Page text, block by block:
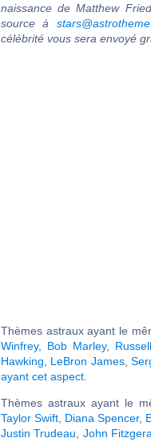
naissance de Matthew
source à
célébrité vous sera envoyé
Thèmes astraux ayant le
Winfrey, Bob Marley,
Hawking
LeBron James,
ayant cet aspect
Thèmes astraux ayant le
Taylor Swift Diana Spencer,
Justin Trudeau
John